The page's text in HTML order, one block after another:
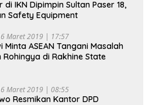
IKN Dipimpin Sultan Paser 18,
Safety Equipment
Maret 2019 | 17:57
Minta ASEAN Tangani Masalah
Rohingya di Rakhine State
Maret 2019 | 08:55
Resmikan Kantor DPD